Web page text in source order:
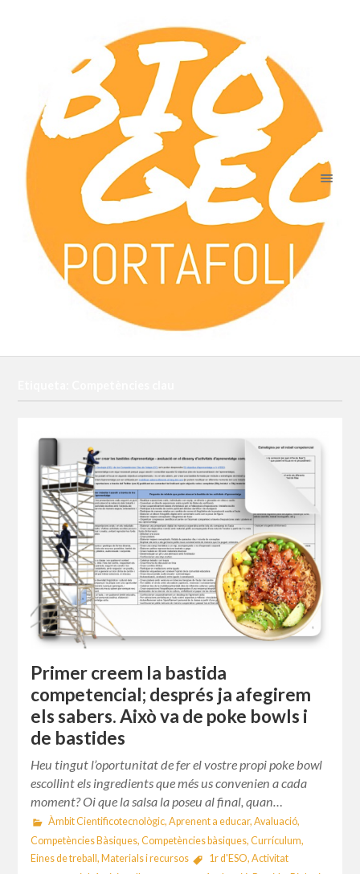
Primer creem la bastida
competencial; després ja afegirem
els sabers. Això va de poke bowls i
de bastides
Heu tingut l’oportunitat de fer el vostre propi poke bowl
escollint els ingredients que més us convenien a cada
moment? Oi que la salsa la poseu al final, quan…
Àmbit Cientificotecnològic, Aprenent a educar, Avaluació,
Competències Bàsiques,Competències bàsiques,Currículum,
Eines de treball, Materials i recursos 1r d'ESO, Activitat